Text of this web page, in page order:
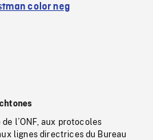
color neg
l’ONF, aux protocoles
lignes directrices du Bureau